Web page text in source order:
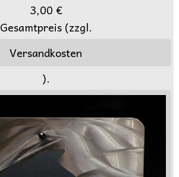
3,00 €
Gesamtpreis (zzgl.
Versandkosten
).